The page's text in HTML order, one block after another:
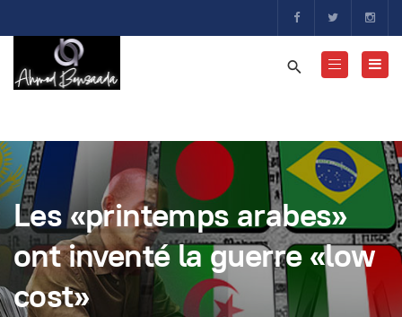
Les «printemps arabes»
ont inventé la guerre «low
cost»